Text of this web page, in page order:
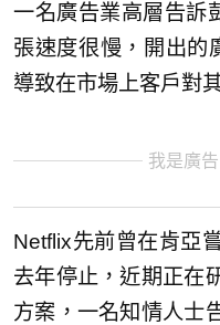
一名廣告業高層告訴
張速度很慢，開出的
導致在市場上客戶對
我是廣
Netflix先前曾在肯亞
去年停止，近期正在
方案，一名知情人士